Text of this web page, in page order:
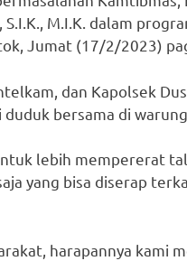
M.I.K. dalam
Jumat (17/2/2023)
dan Kapolsek
bersama di warung
lebih mempererat
yang bisa diserap
harapannya kami